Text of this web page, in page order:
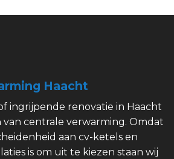
Haacht
ingrijpende renovatie in Haacht
van centrale verwarming. Omdat
aan cv-ketels en
is om uit te kiezen staan wij